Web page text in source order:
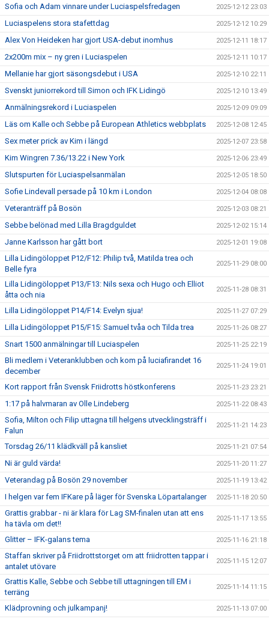
Sofia och Adam vinnare under Luciaspelsfredagen 2025-12-12 23:03
Luciaspelens stora stafettdag 2025-12-12 10:29
Alex Von Heideken har gjort USA-debut inomhus 2025-12-11 18:17
2x200m mix – ny gren i Luciaspelen 2025-12-11 10:17
Mellanie har gjort säsongsdebut i USA 2025-12-10 22:11
Svenskt juniorrekord till Simon och IFK Lidingö 2025-12-10 13:49
Anmälningsrekord i Luciaspelen 2025-12-09 09:09
Läs om Kalle och Sebbe på European Athletics webbplats 2025-12-08 12:45
Sex meter prick av Kim i längd 2025-12-07 23:58
Kim Wingren 7.36/13.22 i New York 2025-12-06 23:49
Slutspurten för Luciaspelsanmälan 2025-12-05 18:50
Sofie Lindevall persade på 10 km i London 2025-12-04 08:08
Veteranträff på Bosön 2025-12-03 08:21
Sebbe belönad med Lilla Bragdguldet 2025-12-02 15:14
Janne Karlsson har gått bort 2025-12-01 19:08
Lilla Lidingöloppet P12/F12: Philip två, Matilda trea och
Belle fyra
2025-11-29 08:00
Lilla Lidingöloppet P13/F13: Nils sexa och Hugo och Elliot
åtta och nia
2025-11-28 08:31
Lilla Lidingöloppet P14/F14: Evelyn sjua! 2025-11-27 07:29
Lilla Lidingöloppet P15/F15: Samuel tvåa och Tilda trea 2025-11-26 08:27
Snart 1500 anmälningar till Luciaspelen 2025-11-25 22:19
Bli medlem i Veteranklubben och kom på luciafirandet 16
december
2025-11-24 19:01
Kort rapport från Svensk Friidrotts höstkonferens 2025-11-23 23:21
1:17 på halvmaran av Olle Lindeberg 2025-11-22 08:43
Sofia, Milton och Filip uttagna till helgens utvecklingsträff i
Falun
2025-11-21 14:23
Torsdag 26/11 klädkväll på kansliet 2025-11-21 07:54
Ni är guld värda! 2025-11-20 11:27
Veterandag på Bosön 29 november 2025-11-19 13:42
I helgen var fem IFKare på läger för Svenska Löpartalanger 2025-11-18 20:50
Grattis grabbar - ni är klara för Lag SM-finalen utan att ens
ha tävla om det!!
2025-11-17 13:55
Glitter – IFK-galans tema 2025-11-16 21:18
Staffan skriver på Friidrottstorget om att friidrotten tappar i
antalet utövare
2025-11-15 12:07
Grattis Kalle, Sebbe och Sebbe till uttagningen till EM i
terräng
2025-11-14 11:15
Klädprovning och julkampanj! 2025-11-13 07:00